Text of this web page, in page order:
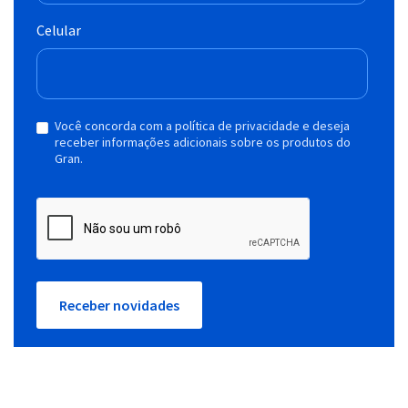
Celular
Você concorda com a política de privacidade e deseja
receber informações adicionais sobre os produtos do
Gran.
Receber novidades